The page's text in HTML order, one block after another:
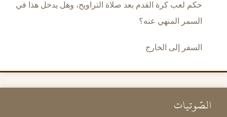
حكم لعب كرة القدم بعد صلاة التراويح، وهل يدخل هذا في
السمر المنهي عنه؟
السفر إلى الخارج
الصَّوتيات